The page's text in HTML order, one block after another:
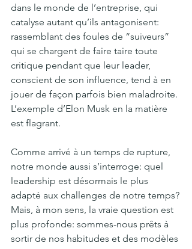
dans le monde de l’entreprise, qui
catalyse autant qu’ils antagonisent:
rassemblant des foules de “suiveurs”
qui se chargent de faire taire toute
critique pendant que leur leader,
conscient de son influence, tend à en
jouer de façon parfois bien maladroite.
L’exemple d’Elon Musk en la matière
est flagrant.
Comme arrivé à un temps de rupture,
notre monde aussi s’interroge: quel
leadership est désormais le plus
adapté aux challenges de notre temps?
Mais, à mon sens, la vraie question est
plus profonde: sommes-nous prêts à
sortir de nos habitudes et des modèles